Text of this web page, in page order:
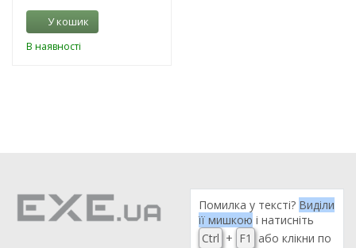
У кошик
В наявності
Помилка у тексті? Виділи
її мишкою і натисніть
Ctrl + F1
або клікни по